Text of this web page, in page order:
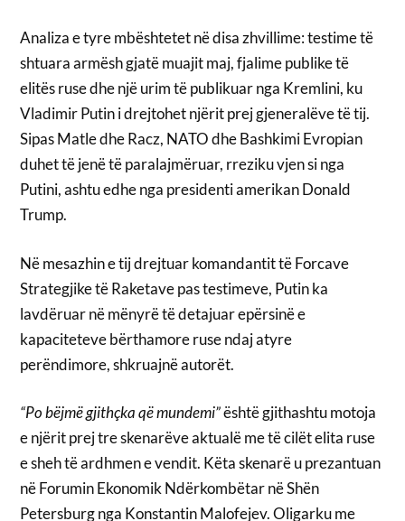
Analiza e tyre mbështetet në disa zhvillime: testime të
shtuara armësh gjatë muajit maj, fjalime publike të
elitës ruse dhe një urim të publikuar nga Kremlini, ku
Vladimir Putin i drejtohet njërit prej gjeneralëve të tij.
Sipas Matle dhe Racz, NATO dhe Bashkimi Evropian
duhet të jenë të paralajmëruar, rreziku vjen si nga
Putini, ashtu edhe nga presidenti amerikan Donald
Trump.
Në mesazhin e tij drejtuar komandantit të Forcave
Strategjike të Raketave pas testimeve, Putin ka
lavdëruar në mënyrë të detajuar epërsinë e
kapaciteteve bërthamore ruse ndaj atyre
perëndimore, shkruajnë autorët.
“Po bëjmë gjithçka që mundemi”është gjithashtu motoja
e njërit prej tre skenarëve aktualë me të cilët elita ruse
e sheh të ardhmen e vendit. Këta skenarë u prezantuan
në Forumin Ekonomik Ndërkombëtar në Shën
Petersburg nga Konstantin Malofejev. Oligarku me